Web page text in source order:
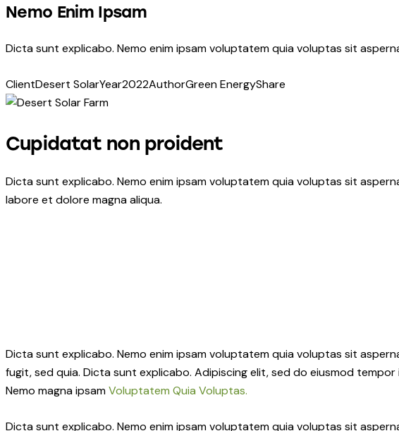
Nemo Enim Ipsam
Dicta sunt explicabo. Nemo enim ipsam voluptatem quia voluptas sit
ClientDesert SolarYear2022AuthorGreen EnergyShare
Cupidatat non proident
Dicta sunt explicabo. Nemo enim ipsam voluptatem quia voluptas sit
labore et dolore magna aliqua.
Dicta sunt explicabo. Nemo enim ipsam voluptatem quia voluptas sit
fugit, sed quia. Dicta sunt explicabo. Adipiscing elit, sed do eiusmod
Nemo magna ipsamVoluptatem Quia Voluptas.
Dicta sunt explicabo. Nemo enim ipsam voluptatem quia voluptas sit